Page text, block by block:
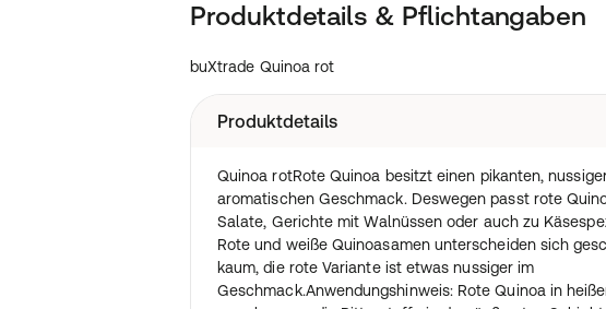
Produktdetails & Pflichtangaben
buXtrade Quinoa rot
Produktdetails
Quinoa rotRote Quinoa besitzt einen pikanten,
aromatischen Geschmack. Deswegen passt rote
Salate, Gerichte mit Walnüssen oder auch zu
Rote und weiße Quinoasamen unterscheiden sich
kaum, die rote Variante ist etwas nussiger im
Geschmack.Anwendungshinweis: Rote Quinoa in